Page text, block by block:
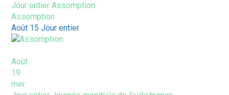
Jour entierAssomption
Assomption
Août 15Jour entier
Août
19
mer